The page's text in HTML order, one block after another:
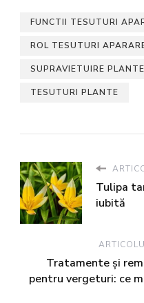
FUNCTII TESUTURI
ROL TESUTURI
SUPRAVIETUIRE PLANTE
TESUTURI PLANTE
Tulipa
iubită
Tratamente și
pentru vergeturi: ce